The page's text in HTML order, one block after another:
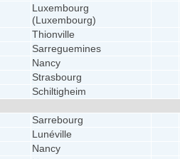
Luxembourg
(Luxembourg)
Thionville
Sarreguemines
Nancy
Strasbourg
Schiltigheim
Sarrebourg
Lunéville
Nancy